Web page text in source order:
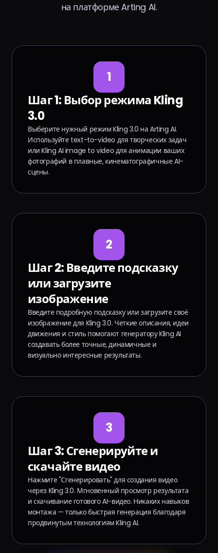
на платформе Arting AI.
1
Шаг 1: Выбор режима Kling
3.0
Выберите нужный режим Kling 3.0 на Arting AI.
Используйте text-to-video для творческих задач
или Kling AI image to video для анимации ваших
фотографий в плавные, кинематографичные AI-
сцены.
2
Шаг 2: Введите подсказку
или загрузите
изображение
Введите подробную подсказку или загрузите своё
изображение для Kling 3.0. Четкие описания, идеи
движения и стиль помогают генератору Kling AI
создавать более точные, динамичные и
визуально интересные результаты.
3
Шаг 3: Сгенерируйте и
скачайте видео
Нажмите "Сгенерировать" для создания видео
через Kling 3.0. Мгновенный просмотр результата
и скачивание готового AI-видео. Никаких навыков
монтажа — только быстрая генерация благодаря
продвинутым технологиям Kling AI.